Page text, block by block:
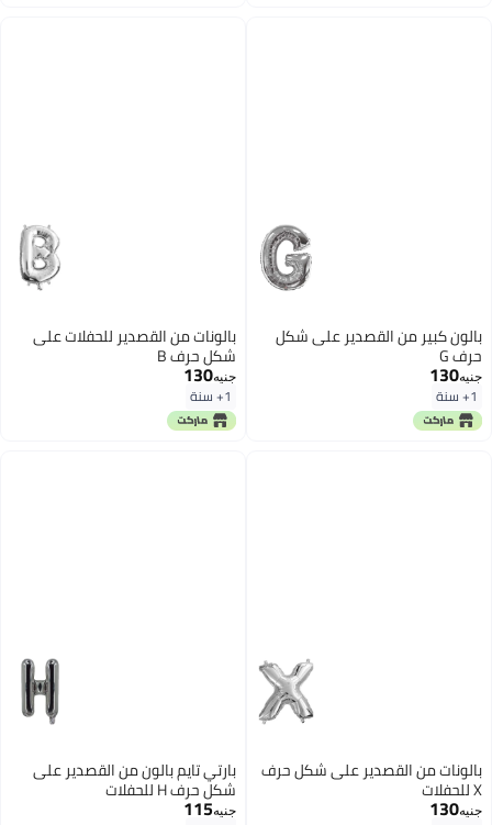
بالون كبير من القصدير على شكل
حرف G
جنيه130
1+ سنة
بالونات من القصدير للحفلات على
شكل حرف B
جنيه130
1+ سنة
بالونات من القصدير على شكل حرف
X للحفلات
جنيه130
بارتي تايم بالون من القصدير على
شكل حرف H للحفلات
جنيه115